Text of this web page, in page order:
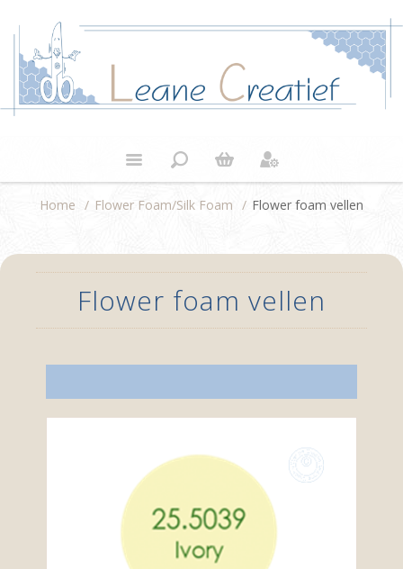
Home / Flower Foam/Silk Foam / Flower foam vellen
Flower foam vellen